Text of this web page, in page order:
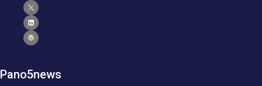
Pano5news